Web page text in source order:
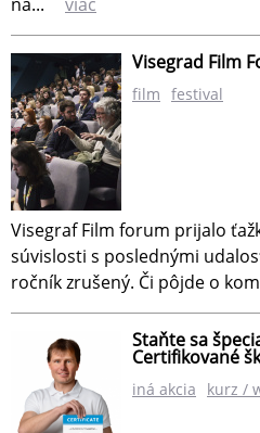
Visegrad Film
film festival
Visegraf Film forum prijalo
súvislosti s poslednými
ročník zrušený. Či pôjde o
Staňte sa
Certifikované
iná akcia kurz /